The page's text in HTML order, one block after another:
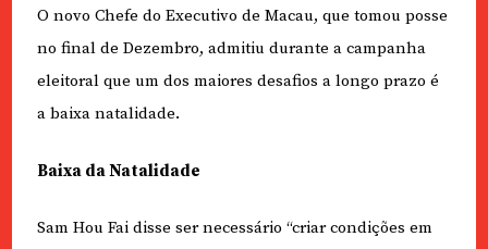
O novo Chefe do Executivo de Macau, que tomou posse
no final de Dezembro, admitiu durante a campanha
eleitoral que um dos maiores desafios a longo prazo é
a baixa natalidade.
Baixa da Natalidade
Sam Hou Fai disse ser necessário “criar condições em